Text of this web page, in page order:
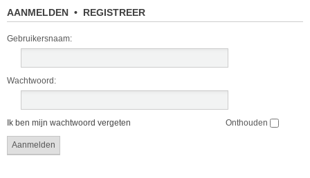
AANMELDEN • REGISTREER
Gebruikersnaam:
Wachtwoord:
Ik ben mijn wachtwoord vergeten Onthouden